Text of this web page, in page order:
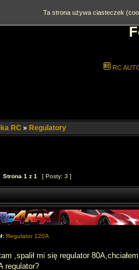
RC
RC » Regulatory
Strona 1 z 1 [ Posty: 3 ]
Regulator 120A
,spalił mi się regulator
regulator?
Ta strona używa ciasteczek